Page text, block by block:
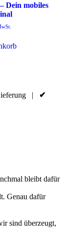
Dein mobiles
|
✔
bleibt dafür
Genau dafür
sind überzeugt,